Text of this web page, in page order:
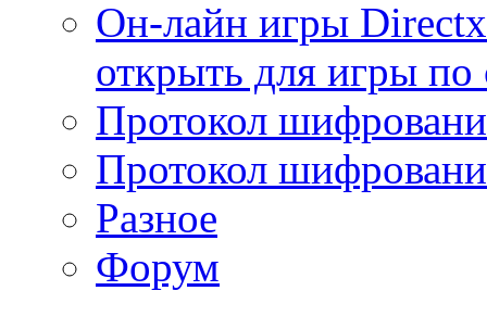
Он-лайн игры
открыть для игры по
Протокол
Протокол
Разное
Форум